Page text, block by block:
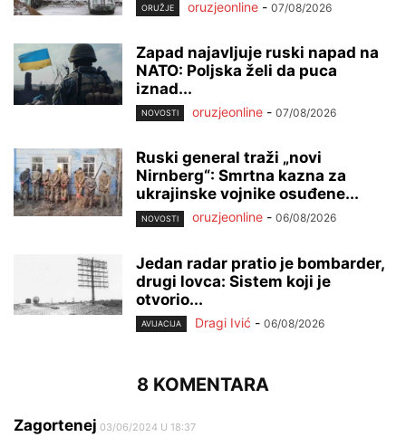
ORUŽJE oruzjeonline - 07/08/2026
Zapad najavljuje ruski napad na
NATO: Poljska želi da puca
iznad...
NOVOSTI oruzjeonline - 07/08/2026
Ruski general traži „novi
Nirnberg“: Smrtna kazna za
ukrajinske vojnike osuđene...
NOVOSTI oruzjeonline - 06/08/2026
Jedan radar pratio je bombarder,
drugi lovca: Sistem koji je
otvorio...
AVIJACIJA Dragi Ivić - 06/08/2026
8 KOMENTARA
Zagortenej 03/06/2024 U 18:37